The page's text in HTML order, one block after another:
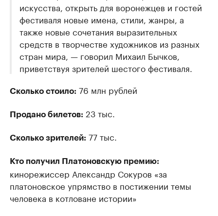
искусства, открыть для воронежцев и гостей
фестиваля новые имена, стили, жанры, а
также новые сочетания выразительных
средств в творчестве художников из разных
стран мира, — говорил Михаил Бычков,
приветствуя зрителей шестого фестиваля.
Сколько стоило: 76 млн рублей
Продано билетов: 23 тыс.
Сколько зрителей: 77 тыс.
Кто получил Платоновскую премию:
кинорежиссер Александр Сокуров «за
платоновское упрямство в постижении темы
человека в котловане истории»